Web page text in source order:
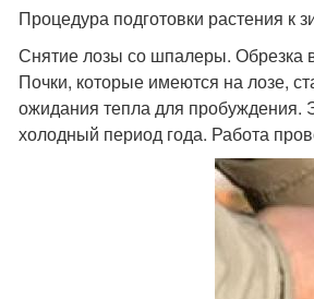
Процедура подготовки растения к
Снятие лозы со шпалеры. Обрезка
Почки, которые имеются на лозе,
ожидания тепла для пробуждения.
холодный период года. Работа